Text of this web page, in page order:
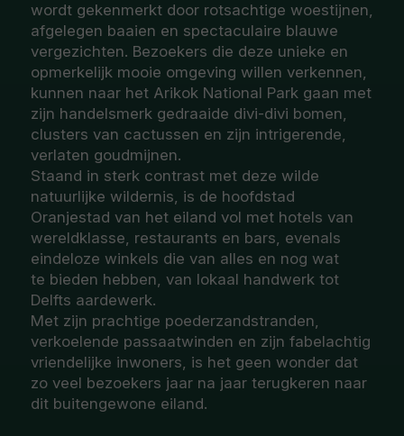
wordt gekenmerkt door rotsachtige woestijnen,
afgelegen baaien en spectaculaire blauwe
vergezichten. Bezoekers die deze unieke en
opmerkelijk mooie omgeving willen verkennen,
kunnen naar het Arikok National Park gaan met
zijn handelsmerk gedraaide divi-divi bomen,
clusters van cactussen en zijn intrigerende,
verlaten goudmijnen.
Staand in sterk contrast met deze wilde
natuurlijke wildernis, is de hoofdstad
Oranjestad van het eiland vol met hotels van
wereldklasse, restaurants en bars, evenals
eindeloze winkels die van alles en nog wat
te bieden hebben, van lokaal handwerk tot
Delfts aardewerk.
Met zijn prachtige poederzandstranden,
verkoelende passaatwinden en zijn fabelachtig
vriendelijke inwoners, is het geen wonder dat
zo veel bezoekers jaar na jaar terugkeren naar
dit buitengewone eiland.